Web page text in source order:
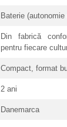
Baterie
Din fabrică
pentru fiecare
Compact, format
2 ani
Danemarca